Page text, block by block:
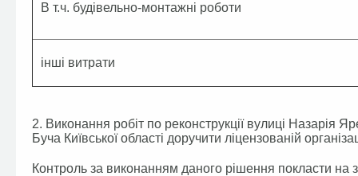
В т.ч. будівельно-монтажні роботи
інші витрати
2. Виконання робіт по реконструкції вулиці Назарія
Буча Київської області доручити ліцензованій
Контроль за виконанням даного рішення покласти на